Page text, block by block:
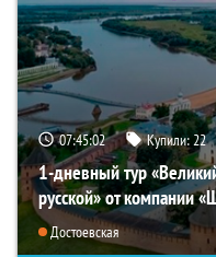
07:45:01 Купили:22
1-дневный тур
русской» от компании
Достоевская